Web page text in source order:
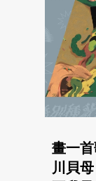
畫一首
川貝